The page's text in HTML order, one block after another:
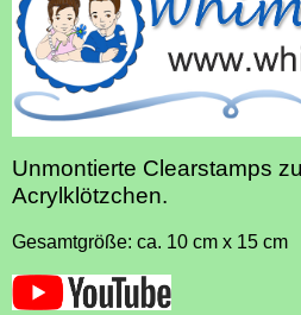
Unmontierte Clearstamps
Acrylklötzchen.
Gesamtgröße: ca. 10 cm x 15 cm